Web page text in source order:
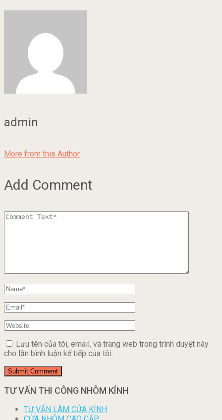
admin
More from this Author
Add Comment
Lưu tên của tôi, email, và trang web trong trình duyệt này
cho lần bình luận kế tiếp của tôi.
TƯ VẤN THI CÔNG NHÔM KÍNH
TƯ VẤN LÀM CỬA KÍNH